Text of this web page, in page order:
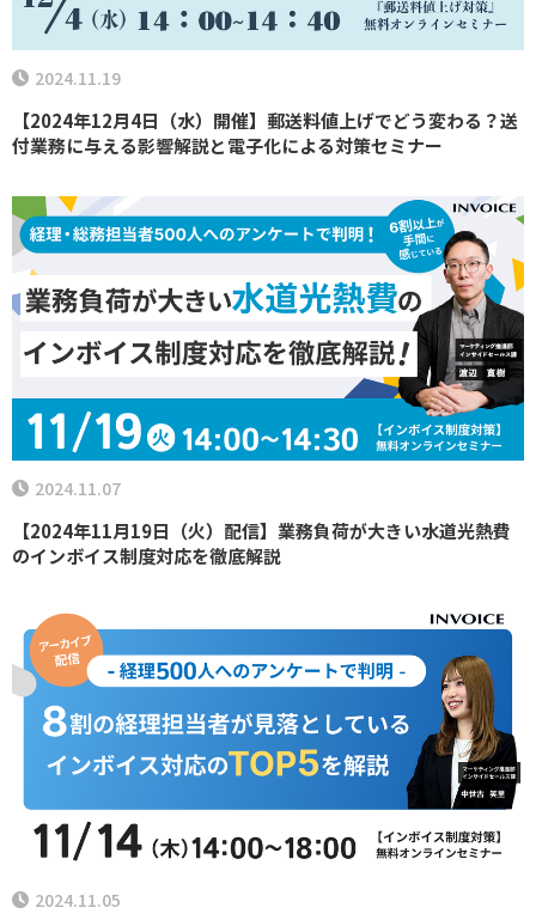
【2024年12月4日（水）開催】郵送料値上げでどう変わる？送
付業務に与える影響解説と電子化による対策セミナー
2024.11.19
【2024年11月19日（火）配信】業務負荷が大きい水道光熱費
のインボイス制度対応を徹底解説
2024.11.07
2024.11.05